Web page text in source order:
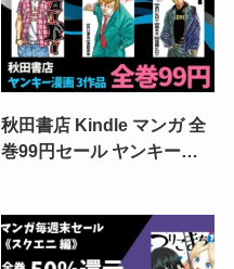
／忘却バッテリー
秋田書店 Kindle マンガ 全
巻99円セール ヤンキー漫
象に追加 |『いんブラ!』
『Gran Familia』は8/12ま